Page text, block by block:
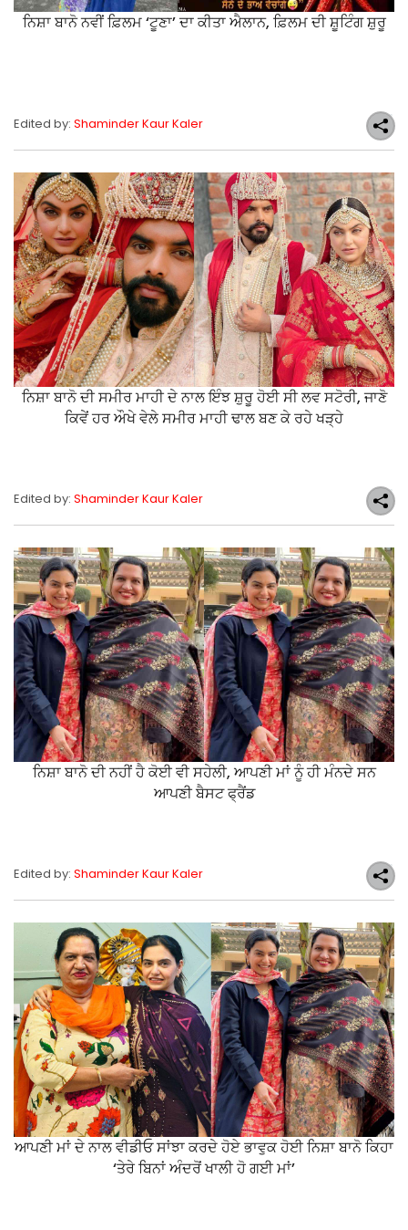
ਨਿਸ਼ਾ ਬਾਨੋ ਨਵੀਂ ਫ਼ਿਲਮ ‘ਟੂਣਾ’ ਦਾ ਕੀਤਾ ਐਲਾਨ, ਫ਼ਿਲਮ ਦੀ ਸ਼ੂਟਿੰਗ ਸ਼ੁਰੂ
Edited by: Shaminder Kaur Kaler
ਨਿਸ਼ਾ ਬਾਨੋ ਦੀ ਸਮੀਰ ਮਾਹੀ ਦੇ ਨਾਲ ਇੰਝ ਸ਼ੁਰੂ ਹੋਈ ਸੀ ਲਵ ਸਟੋਰੀ, ਜਾਣੋ
ਕਿਵੇਂ ਹਰ ਔਖੇ ਵੇਲੇ ਸਮੀਰ ਮਾਹੀ ਢਾਲ ਬਣ ਕੇ ਰਹੇ ਖੜ੍ਹੇ
Edited by: Shaminder Kaur Kaler
ਨਿਸ਼ਾ ਬਾਨੋ ਦੀ ਨਹੀਂ ਹੈ ਕੋਈ ਵੀ ਸਹੇਲੀ, ਆਪਣੀ ਮਾਂ ਨੂੰ ਹੀ ਮੰਨਦੇ ਸਨ
ਆਪਣੀ ਬੈਸਟ ਫ੍ਰੈਂਡ
Edited by: Shaminder Kaur Kaler
ਆਪਣੀ ਮਾਂ ਦੇ ਨਾਲ ਵੀਡੀਓ ਸਾਂਝਾ ਕਰਦੇ ਹੋਏ ਭਾਵੁਕ ਹੋਈ ਨਿਸ਼ਾ ਬਾਨੋ ਕਿਹਾ
‘ਤੇਰੇ ਬਿਨਾਂ ਅੰਦਰੋਂ ਖਾਲੀ ਹੋ ਗਈ ਮਾਂ’